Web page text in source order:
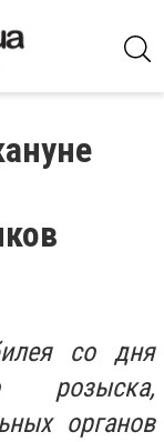
со дня
розыска,
органов